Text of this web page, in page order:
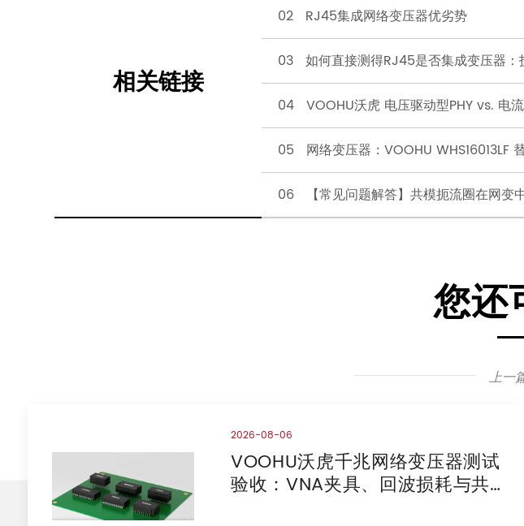
相关链接
02 RJ45集成网络变压器优劣势
03 如何直接测得RJ45是否集成变压器：
04 VOOHU沃虎 电压驱动型PHY vs. 电
05 网络变压器：VOOHU WHS16013LF
06 【常见问题解答】共模扼流圈在网变
您还
上一
2026-08-06
VOOHU沃虎千兆网络变压器测试
验收：VNA夹具、回波损耗与共